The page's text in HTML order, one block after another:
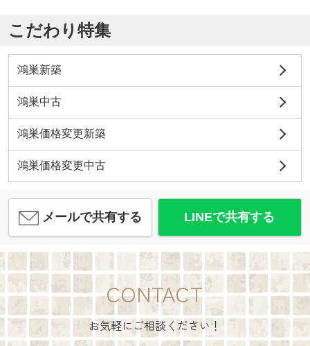
こだわり特集
鴻巣新築
鴻巣中古
鴻巣価格変更新築
鴻巣価格変更中古
メールで共有する LINEで共有する
CONTACT
お気軽にご相談ください！